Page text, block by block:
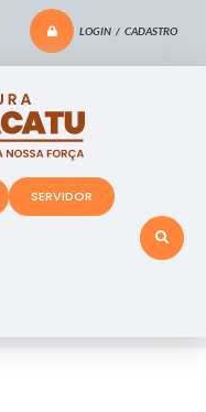
LOGIN / CADASTRO
SERVIDOR